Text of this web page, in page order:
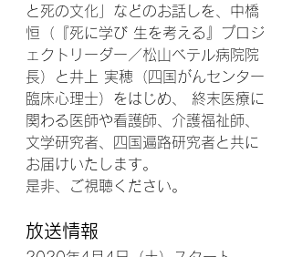
と死の文化」などのお話しを、中橋
恒（『死に学び 生を考える』プロジ
ェクトリーダー／松山ベテル病院院
長）と井上 実穂（四国がんセンター
臨床心理士）をはじめ、 終末医療に
関わる医師や看護師、介護福祉師、
文学研究者、四国遍路研究者と共に
お届けいたします。
是非、ご視聴ください。
放送情報